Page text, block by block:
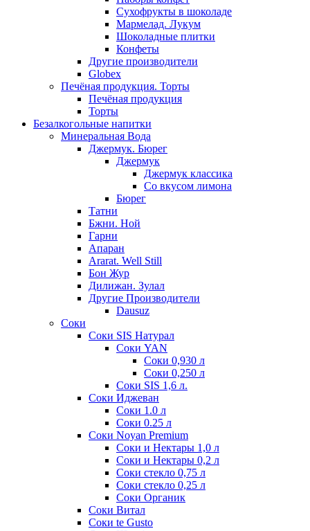
Сухофрукты в шоколаде
Мармелад. Лукум
Шоколадные плитки
Конфеты
Другие производители
Globex
Печёная продукция. Торты
Печёная продукция
Торты
Безалкогольные напитки
Минеральная Вода
Джермук. Бюрег
Джермук
Джермук классика
Со вкусом лимона
Бюрег
Татни
Бжни. Ной
Гарни
Апаран
Ararat. Well Still
Бон Жур
Дилижан. Зулал
Другие Производители
Dausuz
Соки
Соки SIS Натурал
Соки YAN
Соки 0,930 л
Соки 0,250 л
Соки SIS 1,6 л.
Соки Иджеван
Соки 1.0 л
Соки 0.25 л
Соки Noyan Premium
Соки и Нектары 1,0 л
Соки и Нектары 0,2 л
Соки стекло 0,75 л
Соки стекло 0,25 л
Соки Органик
Соки Витал
Соки te Gusto